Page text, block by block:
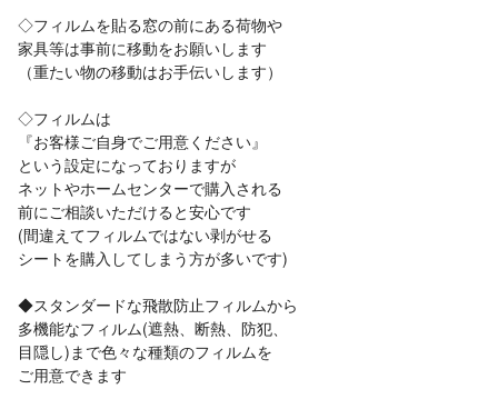
◇フィルムを貼る窓の前にある荷物や
家具等は事前に移動をお願いします
（重たい物の移動はお手伝いします）
◇フィルムは
『お客様ご自身でご用意ください』
という設定になっておりますが
ネットやホームセンターで購入される
前にご相談いただけると安心です
(間違えてフィルムではない剥がせる
シートを購入してしまう方が多いです)
◆スタンダードな飛散防止フィルムから
多機能なフィルム(遮熱、断熱、防犯、
目隠し)まで色々な種類のフィルムを
ご用意できます